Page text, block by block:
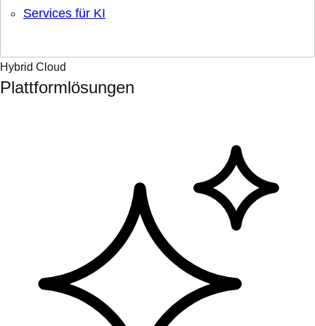
Services für KI
Hybrid Cloud
Plattformlösungen